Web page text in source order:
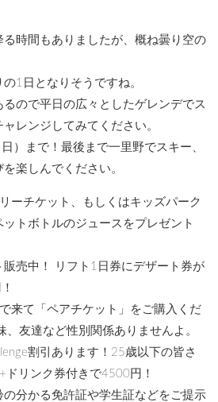
時間もありましたが、概ね曇り空の
1日となりそうですね。
ので平日の広々としたゲレンデでス
レンジしてみてください。
）まで！最後まで一里野でスキー、
楽しんでください。
ーチケット、もしくはキッズパーク
トボトルのジュースをプレゼント
売中！ リフト1日券にデザート券が
来て「ペアチケット」をご購入くだ
、友達など性別関係ありませんよ。
割引あります！25歳以下の皆さ
ドリンク券付きで4500円！
分かる免許証や学生証などをご提示